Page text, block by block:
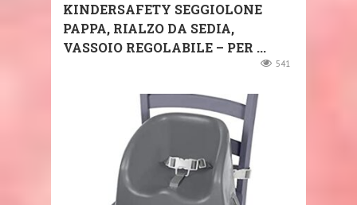
KINDERSAFETY SEGGIOLONE
PAPPA, RIALZO DA SEDIA,
VASSOIO REGOLABILE – PER ...
541